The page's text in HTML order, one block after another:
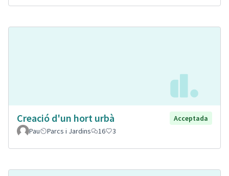
Creació d'un hort urbà
Acceptada
Pau
Parcs i Jardins 16 3